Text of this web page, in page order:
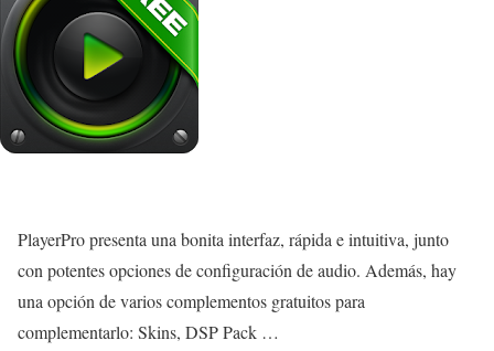
PlayerPro presenta una bonita interfaz, rápida e intuitiva, junto
con potentes opciones de configuración de audio. Además, hay
una opción de varios complementos gratuitos para
complementarlo: Skins, DSP Pack …